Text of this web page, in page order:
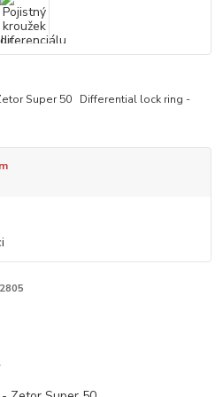
Super 50 Differential lock ring -